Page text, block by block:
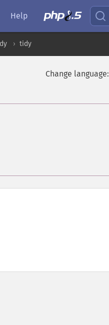
Help
tidy
Change language: